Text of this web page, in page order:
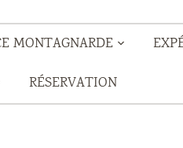
MONTAGNARDE
RÉSERVATION